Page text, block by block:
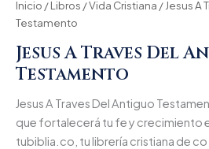
Inicio /Libros /Vida Cristiana / Jesus A
Testamento
Jesus A Traves Del
Testamento
Jesus A Traves Del Antiguo
que fortalecerá tu fe y crecimiento
tubiblia.co, tu librería cristiana de co